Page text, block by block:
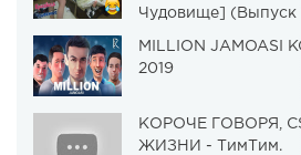
Чудовище] (Выпуск
MILLION JAMOASI
2019
КОРОЧЕ ГОВОРЯ,
ЖИЗНИ - ТимТим.